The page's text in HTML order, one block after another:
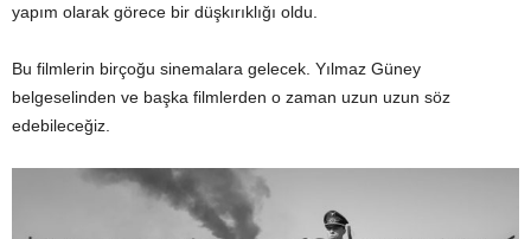
yapım olarak görece bir düşkırıklığı oldu.
Bu filmlerin birçoğu sinemalara gelecek. Yılmaz Güney
belgeselinden ve başka filmlerden o zaman uzun uzun söz
edebileceğiz.